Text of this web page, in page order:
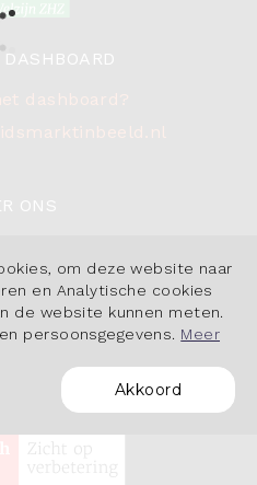
om deze website naar
en Analytische cookies
de website kunnen meten.
persoonsgegevens. Meer
Akkoord
dashboard?
ONS
BY